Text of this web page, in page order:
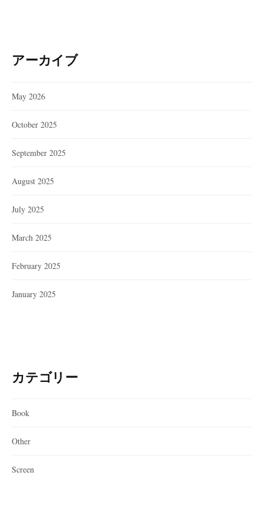
アーカイブ
May 2026
October 2025
September 2025
August 2025
July 2025
March 2025
February 2025
January 2025
カテゴリー
Book
Other
Screen